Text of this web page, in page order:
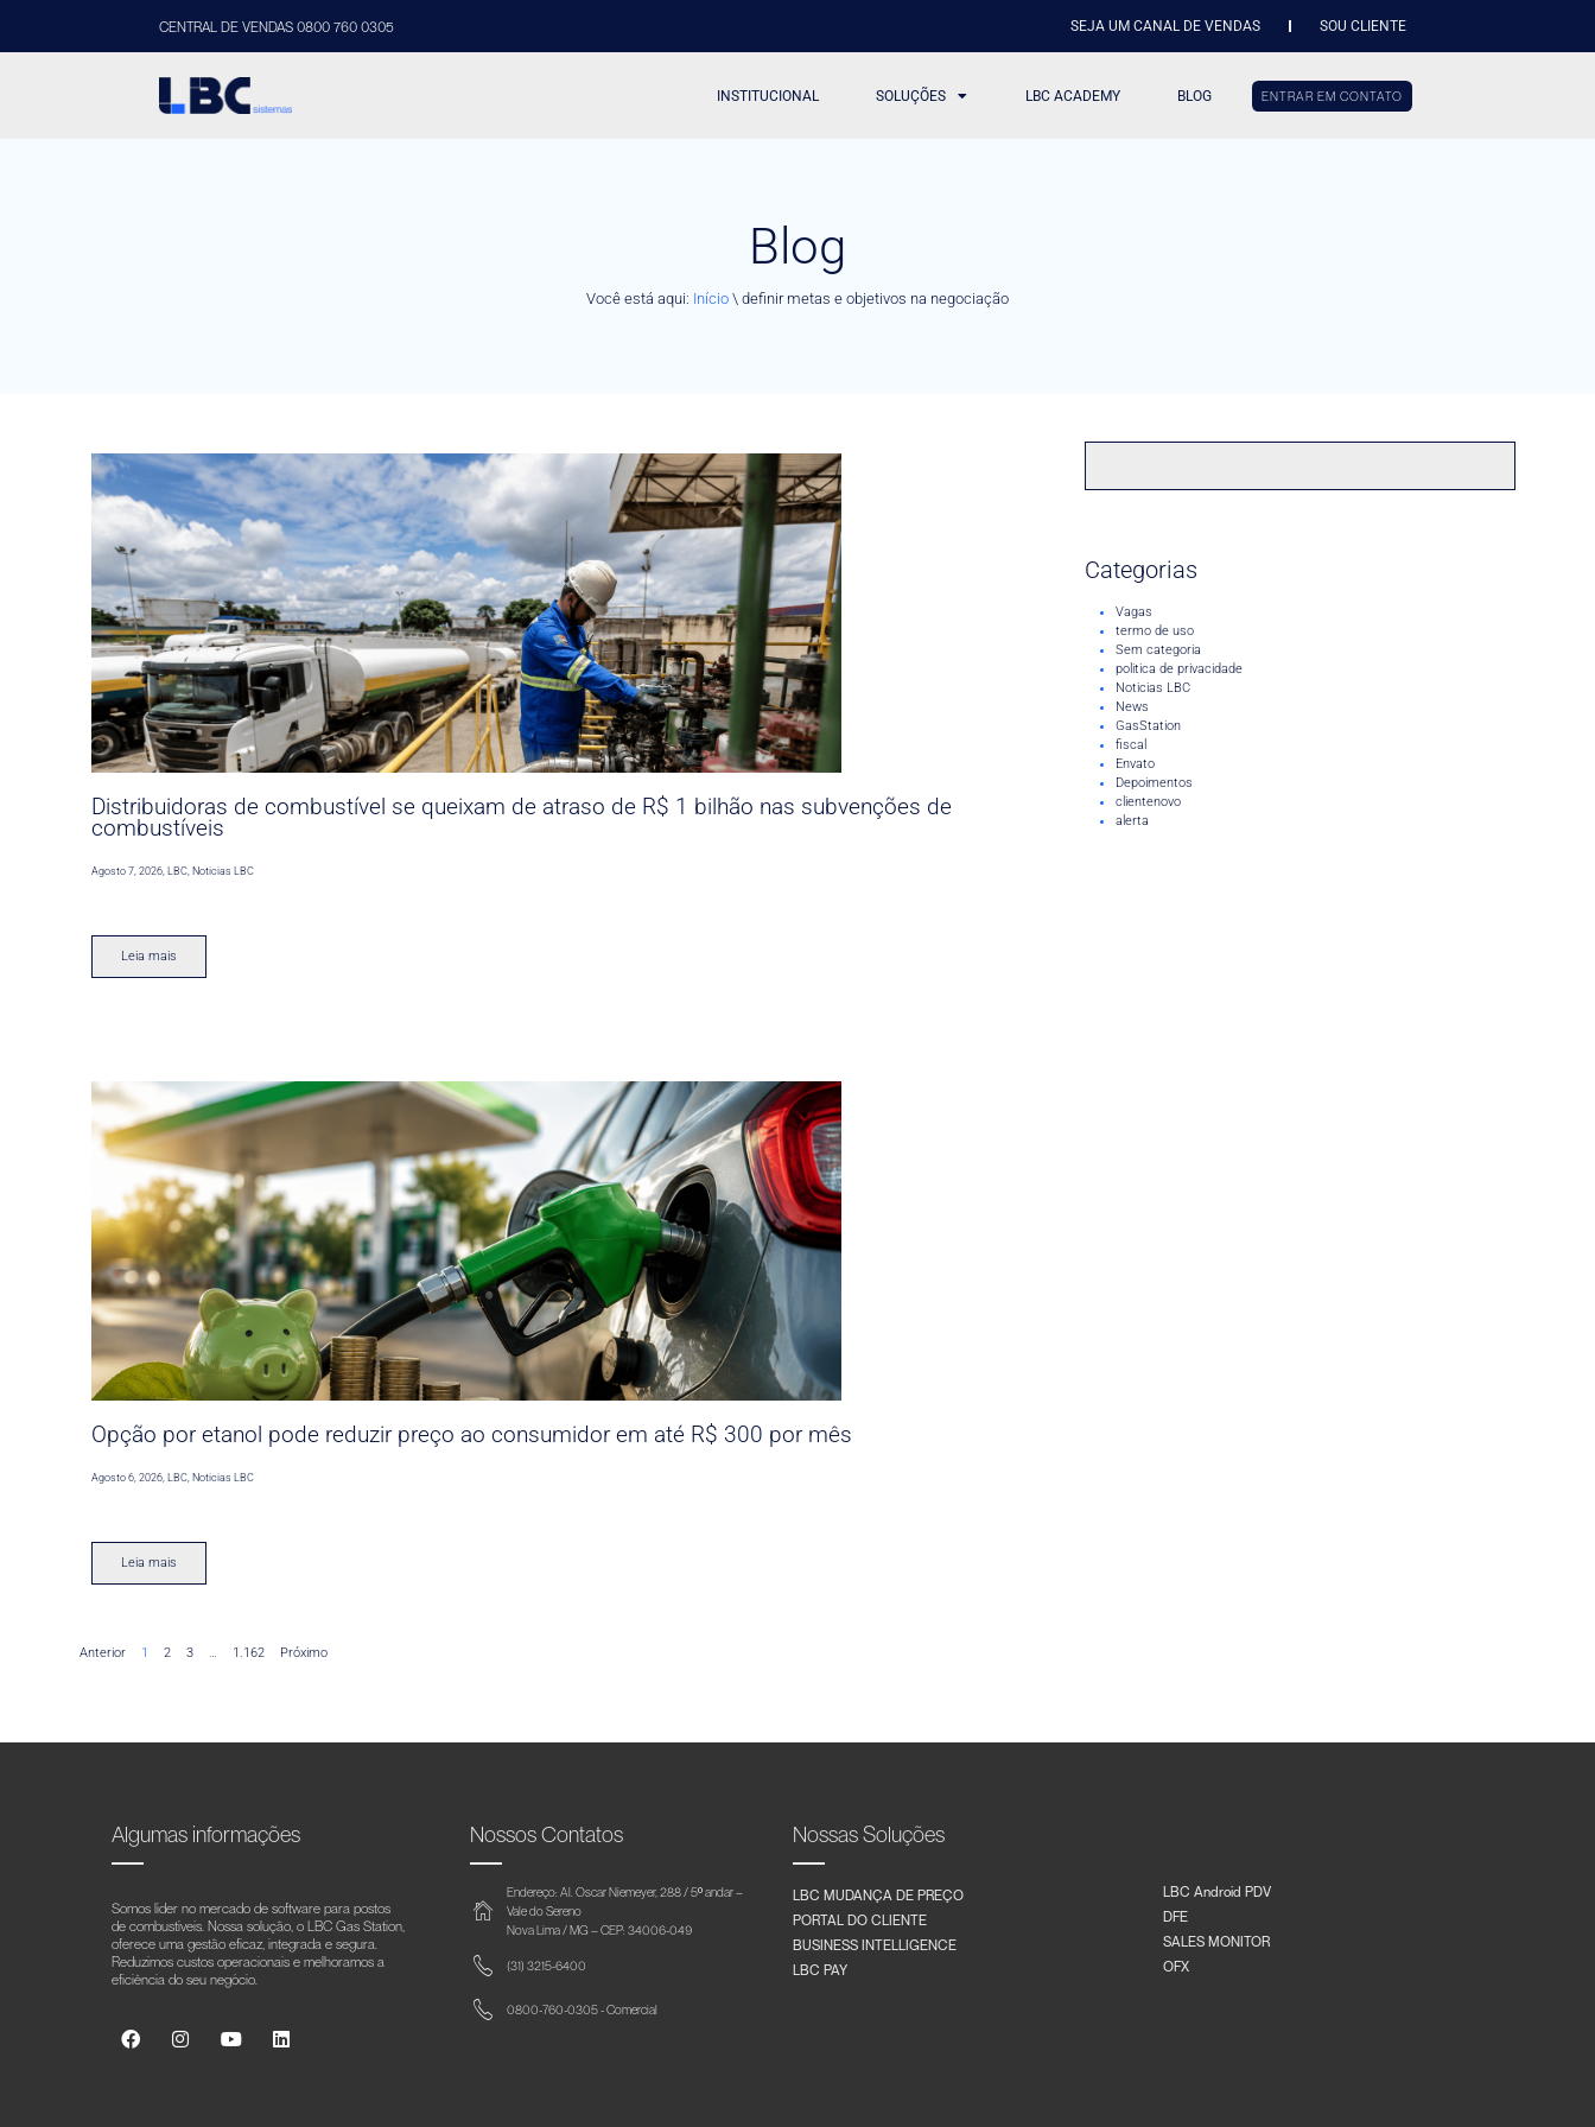
CENTRAL DE VENDAS 0800 760 0305 SEJA UM CANAL DE VENDAS SOU CLIENTE
INSTITUCIONAL SOLUÇÕES LBC ACADEMY BLOG ENTRAR EM CONTATO
Blog
Você está aqui: Início \ definir metas e objetivos na negociação
Distribuidoras de combustível se queixam de atraso de R$ 1 bilhão nas subvenções de
combustíveis
Agosto 7, 2026,LBC,Noticias LBC
Leia mais
Opção por etanol pode reduzir preço ao consumidor em até R$ 300 por mês
Agosto 6, 2026 ,LBC Noticias LBC
Leia mais
Anterior 1 2 3 … 1.162 Próximo
Categorias
Vagas
termo de uso
Sem categoria
politica de privacidade
Noticias LBC
News
GasStation
fiscal
Envato
Depoimentos
clientenovo
alerta
Algumas informações
Somos líder no mercado de software para postos
de combustíveis. Nossa solução, o LBC Gas Station,
oferece uma gestão eficaz, integrada e segura.
Reduzimos custos operacionais e melhoramos a
eficiência do seu negócio.
Nossos Contatos
Endereço: Al. Oscar Niemeyer, 288 / 5º andar –
Vale do Sereno
Nova Lima / MG – CEP: 34006-049
(31) 3215-6400
0800-760-0305 - Comercial
Nossas Soluções
LBC MUDANÇA DE PREÇO
PORTAL DO CLIENTE
BUSINESS INTELLIGENCE
LBC PAY
LBC Android PDV
DFE
SALES MONITOR
OFX